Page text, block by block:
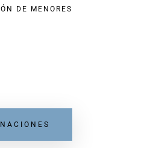
DE MENORES